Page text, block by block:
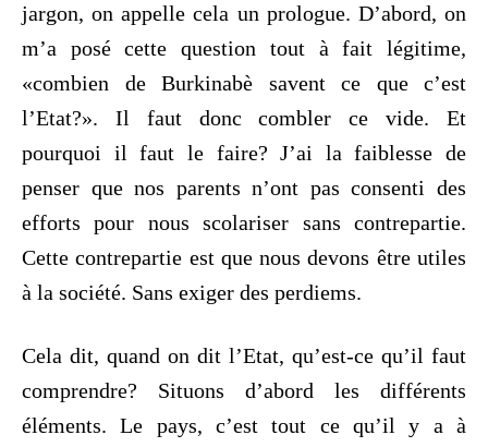
jargon, on appelle cela un prologue. D’abord, on
m’a posé cette question tout à fait légitime,
«combien de Burkinabè savent ce que c’est
l’Etat?». Il faut donc combler ce vide. Et
pourquoi il faut le faire? J’ai la faiblesse de
penser que nos parents n’ont pas consenti des
efforts pour nous scolariser sans contrepartie.
Cette contrepartie est que nous devons être utiles
à la société. Sans exiger des perdiems.
Cela dit, quand on dit l’Etat, qu’est-ce qu’il faut
comprendre? Situons d’abord les différents
éléments. Le pays, c’est tout ce qu’il y a à